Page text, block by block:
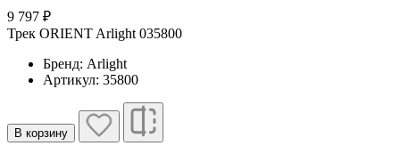
9 797 ₽
Трек ORIENT Arlight 035800
Бренд: Arlight
Артикул: 35800
В корзину